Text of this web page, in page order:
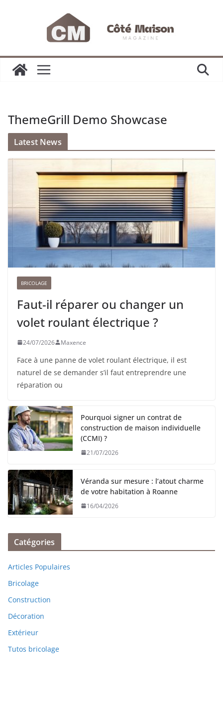
ThemeGrill Demo Showcase
Latest News
BRICOLAGE
Faut-il réparer ou changer un
volet roulant électrique ?
24/07/2026 Maxence
Face à une panne de volet roulant électrique, il est
naturel de se demander s’il faut entreprendre une
réparation ou
Pourquoi signer un contrat de
construction de maison individuelle
(CCMI) ?
21/07/2026
Véranda sur mesure : l’atout charme
de votre habitation à Roanne
16/04/2026
Catégories
Articles Populaires
Bricolage
Construction
Décoration
Extérieur
Tutos bricolage